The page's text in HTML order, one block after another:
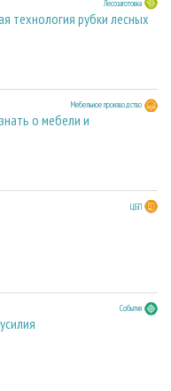
Лесозаготовка
технология рубки лесных
Мебельное производство
о мебели и
ЦБП
События